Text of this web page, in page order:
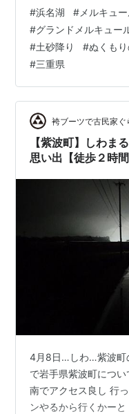
たいのですが。 「あ
ビニール傘ならありま
が多い私は荷物を軽く
の傘を持っていくので
ての傘です。そのた
ていて止みそうにも
#浜名湖 # メルキュ
#グランドメルキュー
#土砂降り #ぬくも
#三重県
袴ブーツで古民家ぐ
【紫波町】しわま
思い出【徒歩２時間
4月8日…しわ…紫波町
で岩手県紫波町につ
南でアクセス良し 行
ンやるから行くかー